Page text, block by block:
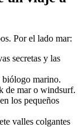
Por el lado mar:
secretas y las
biólogo marino.
de mar o windsurf.
los pequeños
valles colgantes